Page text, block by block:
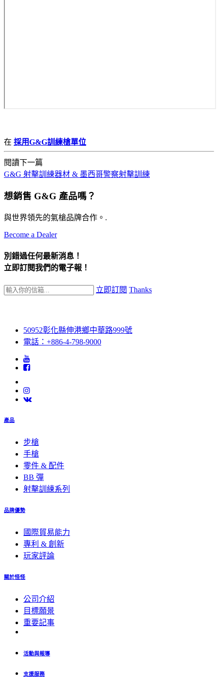
在 採用G&G訓練槍單位
閱讀下一篇
G&G 射擊訓練器材 & 墨西哥警察射擊訓練
想銷售 G&G 產品嗎？
與世界領先的氣槍品牌合作。.
Become a Dealer
別錯過任何最新消息！
立即訂閱我們的電子報！
立即訂閱 Thanks
50952彰化縣伸港鄉中華路999號
電話：+886-4-798-9000
產品
步槍
手槍
零件 & 配件
BB 彈
射擊訓練系列
品牌優勢
國際貿易能力
專利 & 創新
玩家評論
關於怪怪
公司介紹
目標願景
重要記事
活動與報導
支援服務